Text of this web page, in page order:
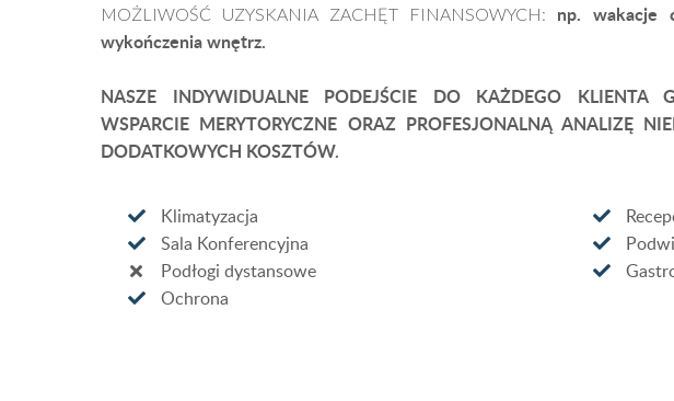
MOŻLIWOŚĆ UZYSKANIA ZACHĘT FINANSOWYCH: np. wakacje
wykończenia wnętrz.
NASZE INDYWIDUALNE PODEJŚCIE DO KAŻDEGO KLIENTA
WSPARCIE MERYTORYCZNE ORAZ PROFESJONALNĄ ANALIZĘ
DODATKOWYCH KOSZTÓW.
Klimatyzacja
Sala Konferencyjna
Podłogi dystansowe
Ochrona